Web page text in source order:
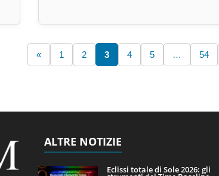
« 1 2 3 4 5 … 54
ALTRE NOTIZIE
Eclissi totale di Sole 2026: gli